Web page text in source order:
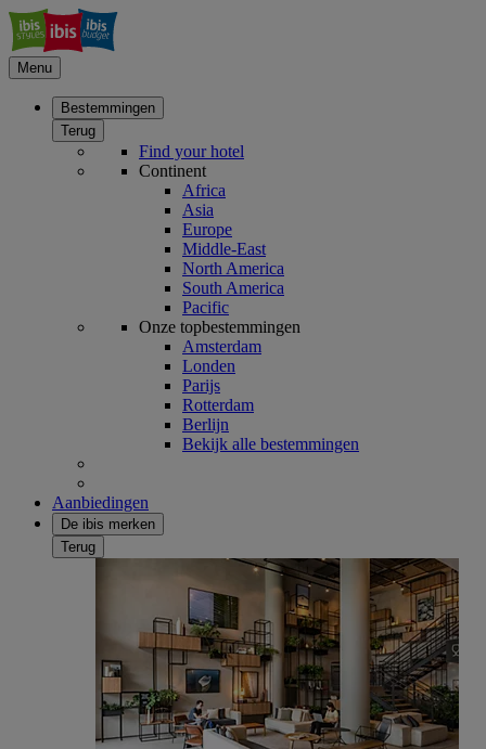
Menu
Bestemmingen
Terug
Find your hotel
Continent
Africa
Asia
Europe
Middle-East
North America
South America
Pacific
Onze topbestemmingen
Amsterdam
Londen
Parijs
Rotterdam
Berlijn
Bekijk alle bestemmingen
Aanbiedingen
De ibis merken
Terug